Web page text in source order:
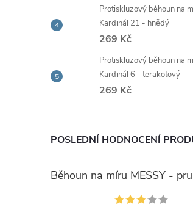
Protiskluzový běhoun na
Kardinál 21 - hnědý
269 Kč
Protiskluzový běhoun na
Kardinál 6 - terakotový
269 Kč
POSLEDNÍ HODNOCENÍ